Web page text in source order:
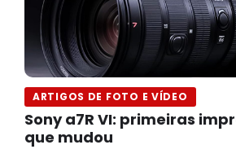
ARTIGOS DE FOTO E VÍDEO
Sony a7R VI: primeiras
que mudou